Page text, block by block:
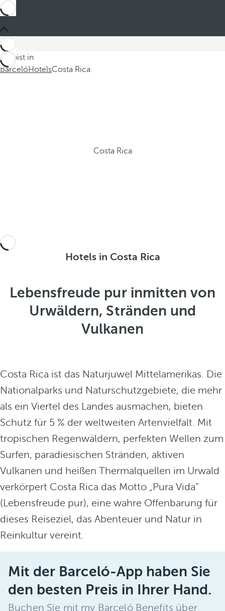
Du bist in
BarcelóHotelsCosta Rica
Costa Rica
Hotels in Costa Rica
Lebensfreude pur inmitten von
Urwäldern, Stränden und
Vulkanen
Costa Rica ist das Naturjuwel Mittelamerikas. Die
Nationalparks und Naturschutzgebiete, die mehr
als ein Viertel des Landes ausmachen, bieten
Schutz für 5 % der weltweiten Artenvielfalt. Mit
tropischen Regenwäldern, perfekten Wellen zum
Surfen, paradiesischen Stränden, aktiven
Vulkanen und heißen Thermalquellen im Urwald
verkörpert Costa Rica das Motto „Pura Vida“
(Lebensfreude pur), eine wahre Offenbarung für
dieses Reiseziel, das Abenteuer und Natur in
Reinkultur vereint.
Mit der Barceló-App haben Sie
den besten Preis in Ihrer Hand.
Buchen Sie mit my Barceló Benefits über